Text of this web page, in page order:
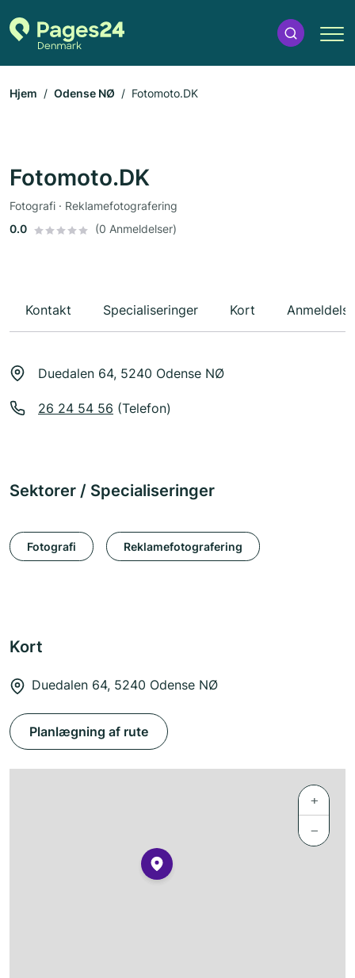
Hjem Odense NØ Fotomoto.DK
Fotomoto.DK
Fotografi · Reklamefotografering
0.0
(0 Anmeldelser)
Kontakt Specialiseringer Kort
Duedalen 64, 5240 Odense NØ
26 24 54 56 (Telefon)
Sektorer / Specialiseringer
Fotografi Reklamefotografering
Kort
Duedalen 64, 5240 Odense NØ
Planlægning af rute
+
−